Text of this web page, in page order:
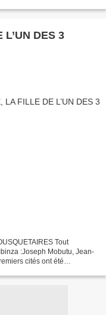
DES 3
Tout
:Joseph Mobutu, Jean-
cités ont été